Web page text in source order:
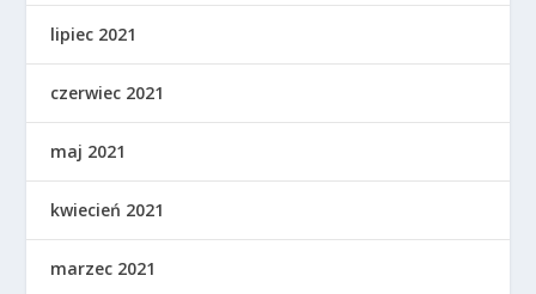
lipiec 2021
czerwiec 2021
maj 2021
kwiecień 2021
marzec 2021